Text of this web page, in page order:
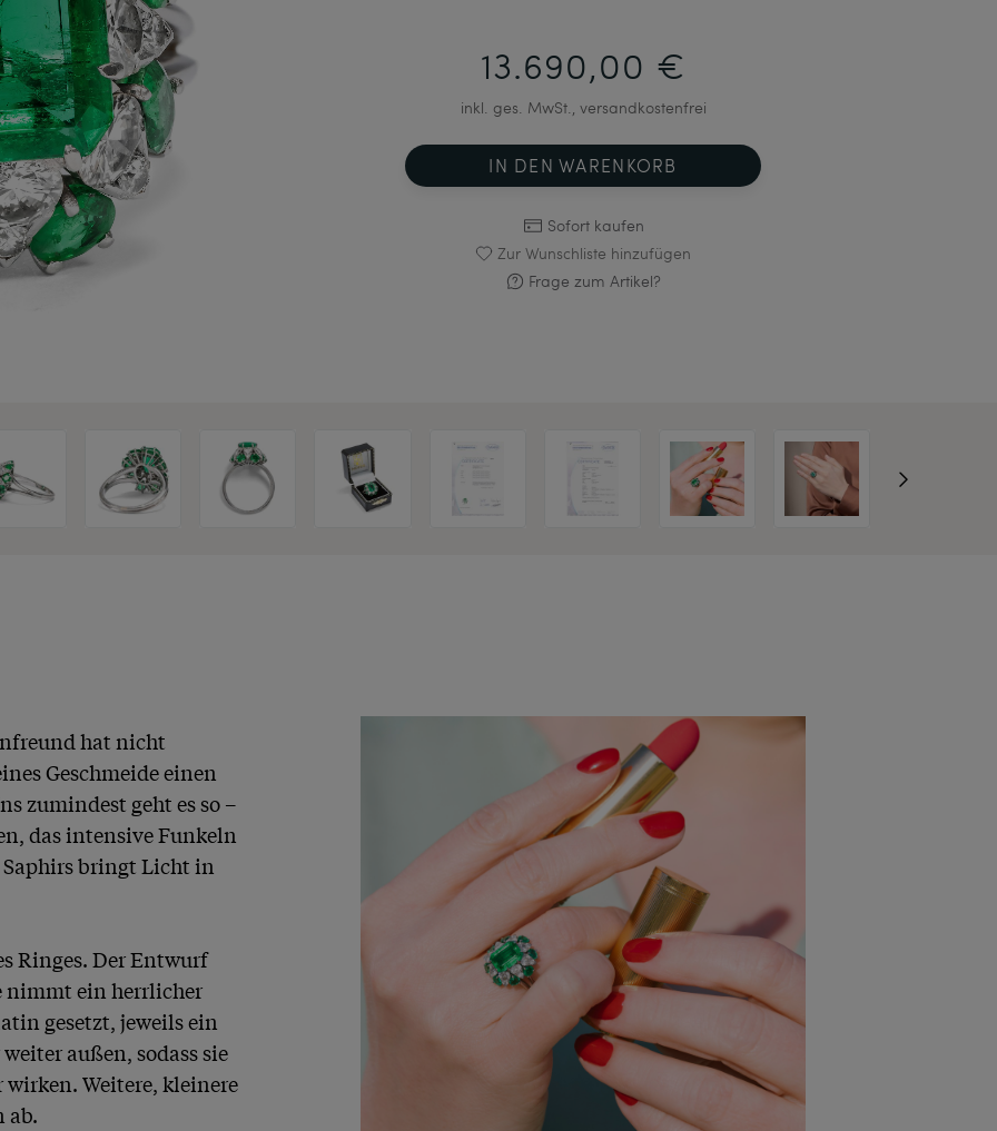
13.690,00 €
inkl. ges. MwSt., versandkostenfrei
IN DEN WARENKORB
Sofort kaufen
Zur Wunschliste hinzufügen
Frage zum Artikel?
hat nicht
Geschmeide einen
zumindest geht es so –
das intensive Funkeln
Saphirs bringt Licht in
Ringes. Der Entwurf
nimmt ein herrlicher
gesetzt, jeweils ein
außen, sodass sie
Weitere, kleinere
ab.